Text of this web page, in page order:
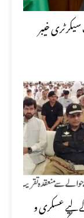
سیکرٹری خیبر
لیے عسکری و